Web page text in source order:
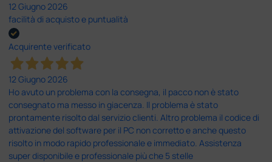
12 Giugno 2026
facilità di acquisto e puntualità
Acquirente verificato
12 Giugno 2026
Ho avuto un problema con la consegna, il pacco non è stato
consegnato ma messo in giacenza. Il problema è stato
prontamente risolto dal servizio clienti. Altro problema il codice di
attivazione del software per il PC non corretto e anche questo
risolto in modo rapido professionale e immediato. Assistenza
super disponibile e professionale più che 5 stelle